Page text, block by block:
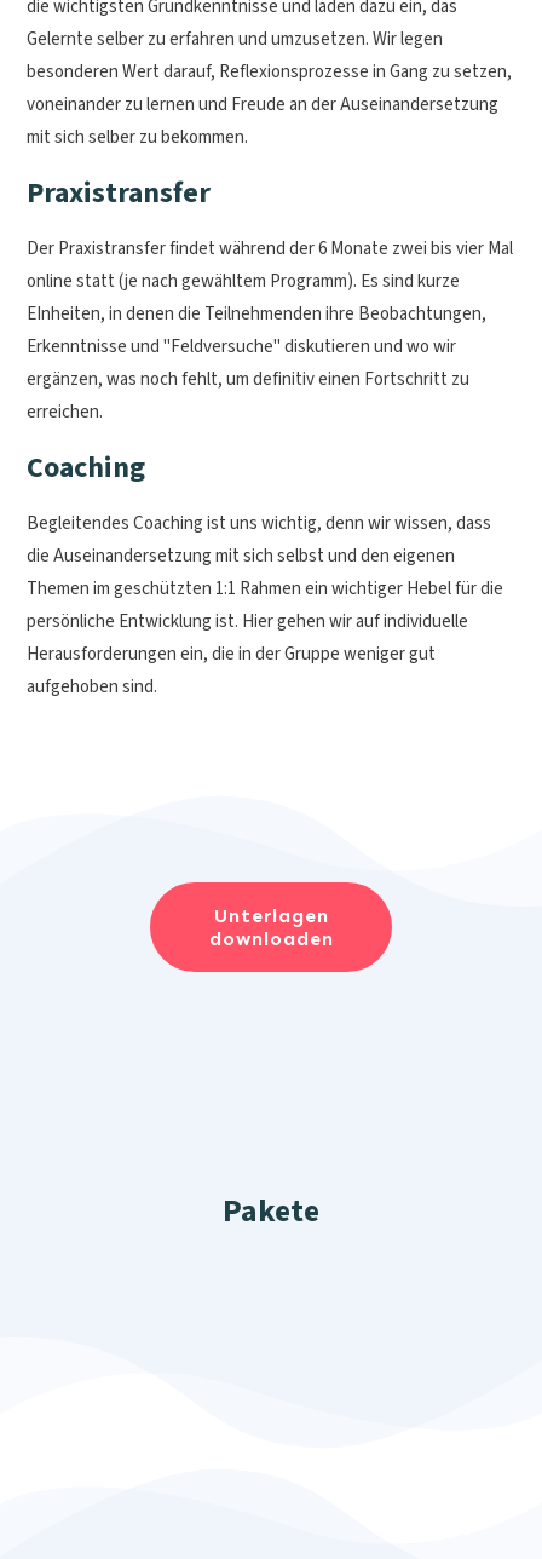
die wichtigsten Grundkenntnisse und laden dazu ein, das
Gelernte selber zu erfahren und umzusetzen. Wir legen
besonderen Wert darauf, Reflexionsprozesse in Gang zu setzen,
voneinander zu lernen und Freude an der Auseinandersetzung
mit sich selber zu bekommen.
Praxistransfer
Der Praxistransfer findet während der 6 Monate zwei bis vier Mal
online statt (je nach gewähltem Programm). Es sind kurze
EInheiten, in denen die Teilnehmenden ihre Beobachtungen,
Erkenntnisse und "Feldversuche" diskutieren und wo wir
ergänzen, was noch fehlt, um definitiv einen Fortschritt zu
erreichen.
Coaching
Begleitendes Coaching ist uns wichtig, denn wir wissen, dass
die Auseinandersetzung mit sich selbst und den eigenen
Themen im geschützten 1:1 Rahmen ein wichtiger Hebel für die
persönliche Entwicklung ist. Hier gehen wir auf individuelle
Herausforderungen ein, die in der Gruppe weniger gut
aufgehoben sind.
Unterlagen
downloaden
Pakete